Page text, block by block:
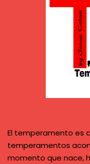
El temperamento es
temperamentos
momento que nace,